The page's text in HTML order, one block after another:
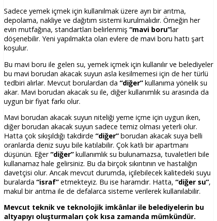
Sadece yemek içmek için kullanılmak üzere ayrı bir arıtma,
depolama, nakliye ve dağıtım sistemi kurulmalıdır. Örneğin her
evin mutfağına, standartları belirlenmiş “mavi boru”lar
döşenebilir. Yeni yapılmakta olan evlere de mavi boru hattı şart
koşulur.
Bu mavi boru ile gelen su, yemek içmek için kullanılır ve belediyeler
bu mavi borudan akacak suyun asla kesilmemesi için de her türlü
tedbiri alırlar. Mevcut borulardan da “diğer”kullanıma yönelik su
akar. Mavi borudan akacak su ile, diğer kullanımlık su arasında da
uygun bir fiyat farkı olur.
Mavi borudan akacak suyun niteliği yeme içme için uygun iken,
diğer borudan akacak suyun sadece temiz olması yeterli olur.
Hatta çok sıkışıldığı takdirde “diğer”borudan akacak suya belli
oranlarda deniz suyu bile katılabilir. Çok katlı bir apartmanı
düşünün. Eğer“diğer”kullanımlık su bulunamazsa, tuvaletleri bile
kullanamaz hale gelirsiniz. Bu da birçok sıkıntının ve hastalığın
davetçisi olur. Ancak mevcut durumda, içilebilecek kalitedeki suyu
buralarda “israf”etmekteyiz. Bu ise haramdır. Hatta, “diğer su”,
makul bir arıtma ile de defalarca sisteme verilerek kullanılabilir.
Mevcut teknik ve teknolojik imkânlar ile belediyelerin bu
altyapıyı oluşturmaları çok kısa zamanda mümkündür.